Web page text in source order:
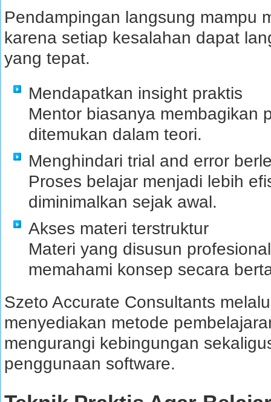
Pendampingan langsung mampu
karena setiap kesalahan dapat
yang tepat.
Mendapatkan insight praktis
Mentor biasanya membagikan
ditemukan dalam teori.
Menghindari trial and error
Proses belajar menjadi lebih
diminimalkan sejak awal.
Akses materi terstruktur
Materi yang disusun
memahami konsep secara
Szeto Accurate Consultants
menyediakan metode
mengurangi kebingungan
penggunaan software.